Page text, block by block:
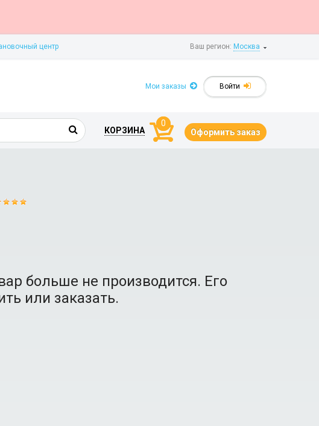
Ваш регион: Москва
центр
Войти
Мои заказы
КОРЗИНА
0
Оформить заказ
больше не производится. Его
или заказать.